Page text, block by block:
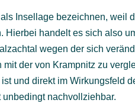
Insellage bezeichnen, weil
Hierbei handelt es sich also
wegen der sich
der von Krampnitz zu
und direkt im Wirkungsfeld
nachvollziehbar.